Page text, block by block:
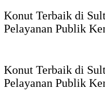
Konut Terbaik di
Pelayanan Publik
Konut Terbaik di
Pelayanan Publik